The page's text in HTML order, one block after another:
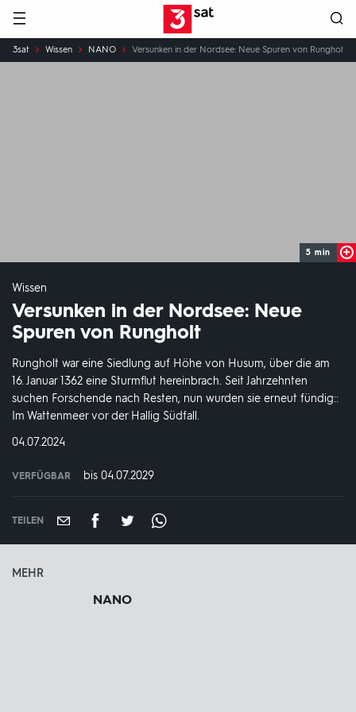
Hauptnavigation 3SAT
Sie
sind
3sat Wissen NANO Versunken in der Nordsee: Neue Spuren von Rungholt
5 min
Wissen
Versunken in der Nordsee: Neue
Spuren von Rungholt
Rungholt war eine Siedlung auf Höhe von Husum, über die am
16. Januar 1362 eine Sturmflut hereinbrach. Seit Jahrzehnten
suchen Forschende nach Resten, nun wurden sie erneut fündig::
Im Wattenmeer vor der Hallig Südfall.
DATUM:
04.07.2024
VERFÜGBAR bis 04.07.2029
TEILEN
MEHR
NANO